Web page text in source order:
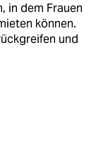
in dem Frauen
können.
und